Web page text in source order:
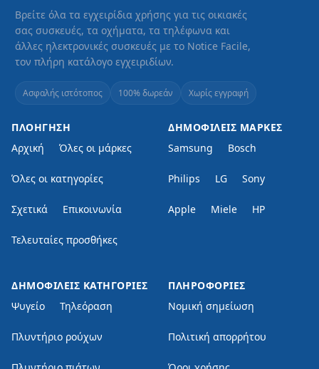
Βρείτε όλα τα εγχειρίδια χρήσης για τις οικιακές
σας συσκευές, τα οχήματα, τα τηλέφωνα και
άλλες ηλεκτρονικές συσκευές με το Notice Facile,
τον πλήρη κατάλογο εγχειριδίων.
Ασφαλής ιστότοπος 100% δωρεάν Χωρίς εγγραφή
ΠΛΟΉΓΗΣΗ
Αρχική
Όλες οι μάρκες
Όλες οι κατηγορίες
Σχετικά Επικοινωνία
Τελευταίες προσθήκες
ΔΗΜΟΦΙΛΕΊΣ ΜΆΡΚΕΣ
Samsung
Bosch
Philips LG Sony
Apple Miele HP
ΔΗΜΟΦΙΛΕΊΣ ΚΑΤΗΓΟΡΊΕΣ
Ψυγείο
Τηλεόραση
Πλυντήριο ρούχων
ΠΛΗΡΟΦΟΡΊΕΣ
Νομική σημείωση
Πολιτική απορρήτου